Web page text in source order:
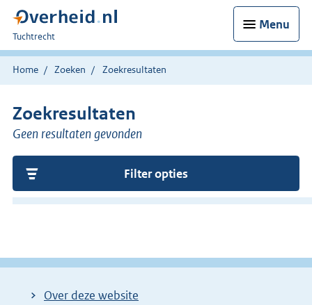
Menu
U
bent
hier:
Tuchtrecht
Home Zoeken Zoekresultaten
Zoekresultaten
Geen resultaten gevonden
Filter opties
Over deze website